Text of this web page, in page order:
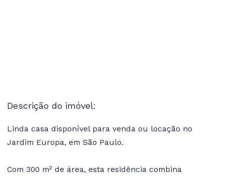
Descrição do imóvel:
Linda casa disponível para venda ou locação no
Jardim Europa, em São Paulo.
Com 300 m² de área, esta residência combina